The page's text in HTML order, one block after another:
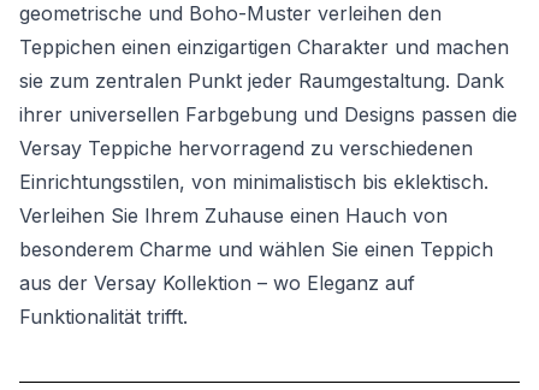
geometrische und Boho-Muster verleihen den
Teppichen einen einzigartigen Charakter und machen
sie zum zentralen Punkt jeder Raumgestaltung. Dank
ihrer universellen Farbgebung und Designs passen die
Versay Teppiche hervorragend zu verschiedenen
Einrichtungsstilen, von minimalistisch bis eklektisch.
Verleihen Sie Ihrem Zuhause einen Hauch von
besonderem Charme und wählen Sie einen Teppich
aus der Versay Kollektion – wo Eleganz auf
Funktionalität trifft.